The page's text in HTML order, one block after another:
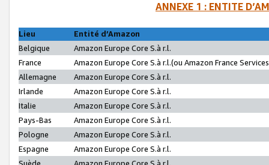
ANNEXE 1 : ENTITE
Lieu
Entité d’Amazon
Belgique
Amazon Europe Core S.à r.l.
France
Amazon Europe Core S.à r.l.(ou Amazon France
Allemagne
Amazon Europe Core S.à r.l.
Irlande
Amazon Europe Core S.à r.l.
Italie
Amazon Europe Core S.à r.l.
Pays-Bas
Amazon Europe Core S.à r.l.
Pologne
Amazon Europe Core S.à r.l.
Espagne
Amazon Europe Core S.à r.l.